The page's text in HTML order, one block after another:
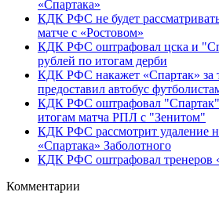
«Спартака»
КДК РФС не будет
матче с «Ростовом»
КДК РФС оштрафовал цска и
рублей по итогам дерби
КДК РФС накажет «Спартак» за
предоставил автобус
КДК РФС оштрафовал "Спартак"
итогам матча РПЛ с "Зенитом"
КДК РФС рассмотрит удаление
«Спартака» Заболотного
КДК РФС оштрафовал тренеров
Комментарии